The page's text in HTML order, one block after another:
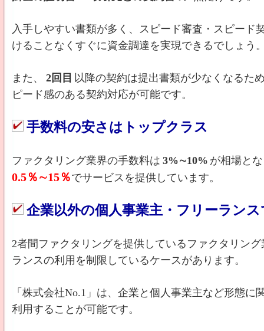
入手しやすい書類が多く、スピード審査・スピード
けることなくすぐに資金調達を実現できるでしょう
また、 2回目 以降の契約は提出書類が少なくなるた
ピード感のある契約対応が可能です。
手数料の安さはトップクラス
ファクタリング業界の手数料は 3%∼10% が相場と
0.5％∼15％でサービスを提供しています。
企業以外の個人事業主・フリーラン
2者間ファクタリングを提供しているファクタリン
ランスの利用を制限しているケースがあります。
「株式会社No.1」は、企業と個人事業主など形態
利用することが可能です。